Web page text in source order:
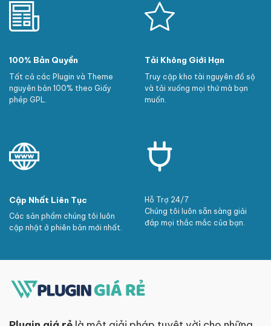
100% Bản Quyền
Tất cả các Plugin và Theme
nguyên bản 100% theo Giấy
phép GPL.
Tải Không Giới Hạn
Truy cập kho tài nguyên đồ sộ
và tải xuống mọi thứ mà bạn
muốn.
Cập Nhất Liên Tục
Các sản phẩm chúng tôi luôn
cập nhật ở phiên bản mới nhất.
Hỗ Trợ 24/7
Chúng tôi luôn sẵn sàng giải
đáp mọi thắc mắc của bạn.